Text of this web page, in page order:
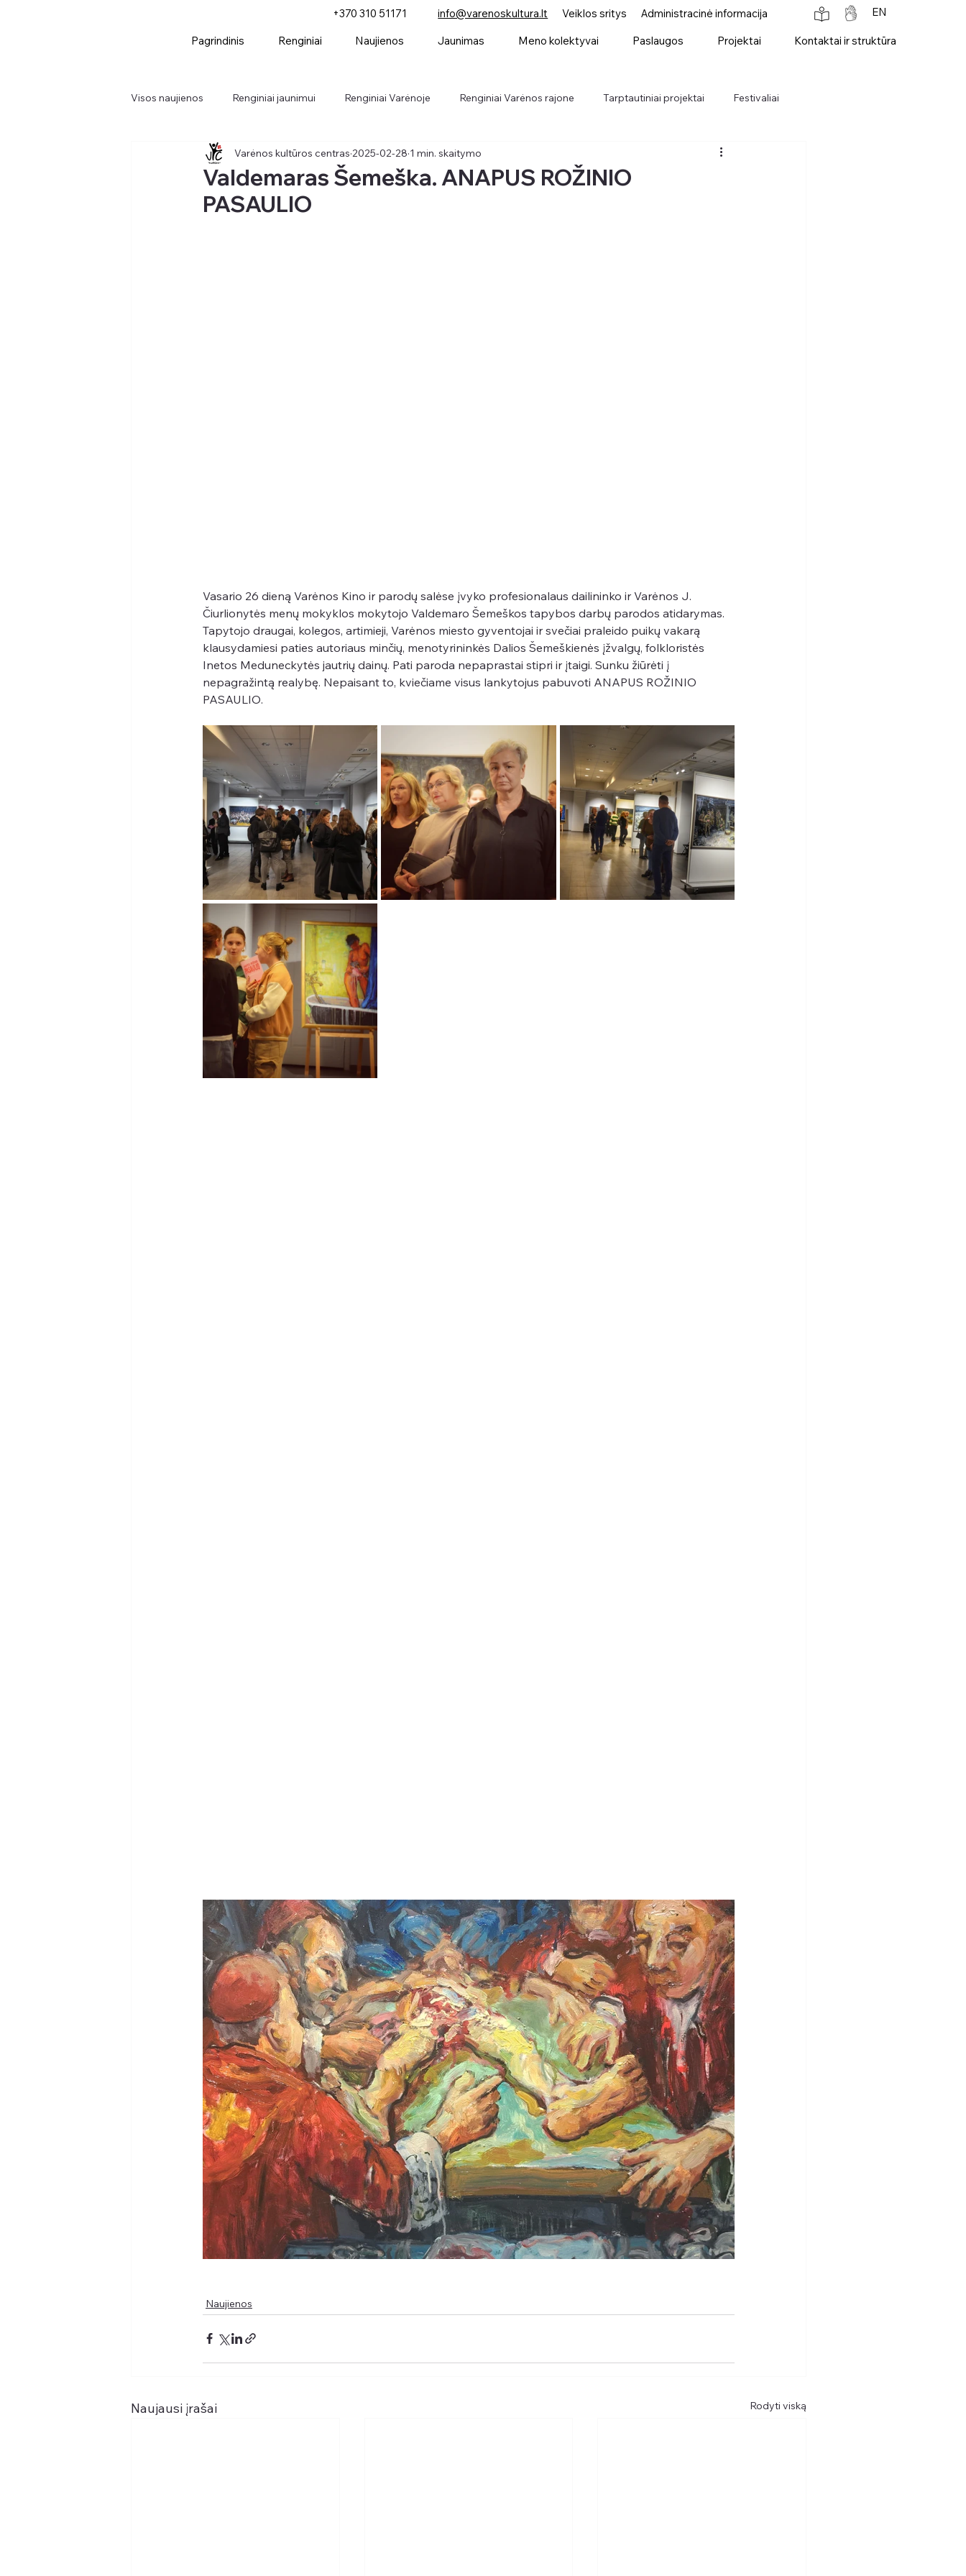
+370 310 51171 info@varenoskultura.lt Veiklos sritys Administracinė informacija EN
Pagrindinis Renginiai Naujienos Jaunimas Meno kolektyvai Paslaugos Projektai Kontaktai ir struktūra
Visos naujienos Renginiai jaunimui Renginiai Varėnoje Renginiai Varėnos rajone Tarptautiniai projektai Festivaliai
Didieji renginiai Renginiai Parodos Konkursai Naujienos
Valdemaras Šemeška. ANAPUS ROŽINIO
PASAULIO
Varėnos kultūros centras 2025-02-28 1 min. skaitymo
Vasario 26 dieną Varėnos Kino ir parodų salėse įvyko profesionalaus dailininko ir Varėnos J.
Čiurlionytės menų mokyklos mokytojo Valdemaro Šemeškos tapybos darbų parodos atidarymas.
Tapytojo draugai, kolegos, artimieji, Varėnos miesto gyventojai ir svečiai praleido puikų vakarą
klausydamiesi paties autoriaus minčių, menotyrininkės Dalios Šemeškienės įžvalgų, folkloristės
Inetos Meduneckytės jautrių dainų. Pati paroda nepaprastai stipri ir įtaigi. Sunku žiūrėti į
nepagražintą realybę. Nepaisant to, kviečiame visus lankytojus pabuvoti ANAPUS ROŽINIO
PASAULIO.
Naujienos
Naujausi įrašai Rodyti viską